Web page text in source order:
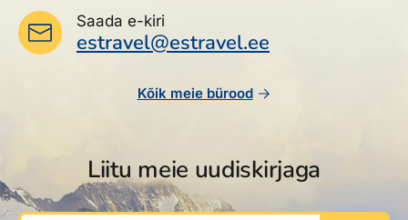
Saada e-kiri
estravel@estravel.ee
Kõik meie bürood
Liitu meie uudiskirjaga